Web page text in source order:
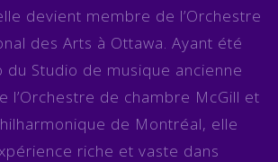
devient membre de l’Orchestre
des Arts à Ottawa. Ayant été
du Studio de musique ancienne
l’Orchestre de chambre McGill et
de Montréal, elle
riche et vaste dans